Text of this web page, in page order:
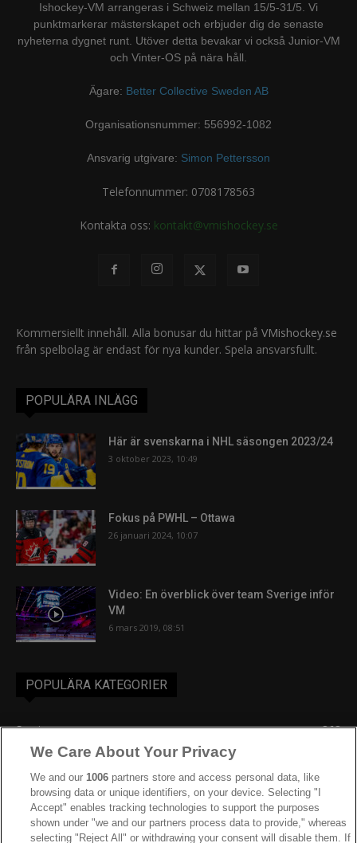
Ishockey-VM arrangeras i Schweiz mellan 15/5-31/5. Vi
punktmarkerar mästerskapet och erbjuder dig de senaste
nyheterna dygnet runt. Utöver detta bevakar vi också Junior-VM
och Vinter-OS på nära håll.
Ägare: Better Collective Sweden AB
Organisationsnummer: 556992-1082
Ansvarig utgivare: Simon Pettersson
Telefonnummer: 0708178563
Kontakta oss: kontakt@vmishockey.se
Kommersiellt innehåll. Alla bonusar du hittar på VMishockey.se
från spelbolag är endast för nya kunder. Spela ansvarsfullt.
POPULÄRA INLÄGG
Här är svenskarna i NHL säsongen 2023/24
3 oktober 2023, 10:49
Fokus på PWHL – Ottawa
26 januari 2024, 10:07
Video: En överblick över team Sverige inför
VM
6 mars 2019, 08:51
POPULÄRA KATEGORIER
Sverige
863
Ishockey-VM
IIHF
JVM
Kanada
205
We Care About Your Privacy
We and our1006 partners store and access personal data, like
browsing data or unique identifiers, on your device. Selecting "I
Accept" enables tracking technologies to support the purposes
shown under "we and our partners process data to provide," whereas
selecting "Reject All" or withdrawing your consent will disable them. If